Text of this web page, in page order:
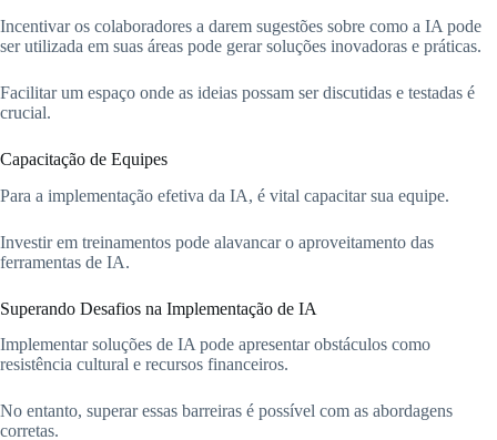
Incentivar os colaboradores a darem sugestões sobre como a IA pode
ser utilizada em suas áreas pode gerar soluções inovadoras e práticas.
Facilitar um espaço onde as ideias possam ser discutidas e testadas é
crucial.
Capacitação de Equipes
Para a implementação efetiva da IA, é vital capacitar sua equipe.
Investir em treinamentos pode alavancar o aproveitamento das
ferramentas de IA.
Superando Desafios na Implementação de IA
Implementar soluções de IA pode apresentar obstáculos como
resistência cultural e recursos financeiros.
No entanto, superar essas barreiras é possível com as abordagens
corretas.